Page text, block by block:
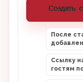
Создать
После
Ссылку
гостям